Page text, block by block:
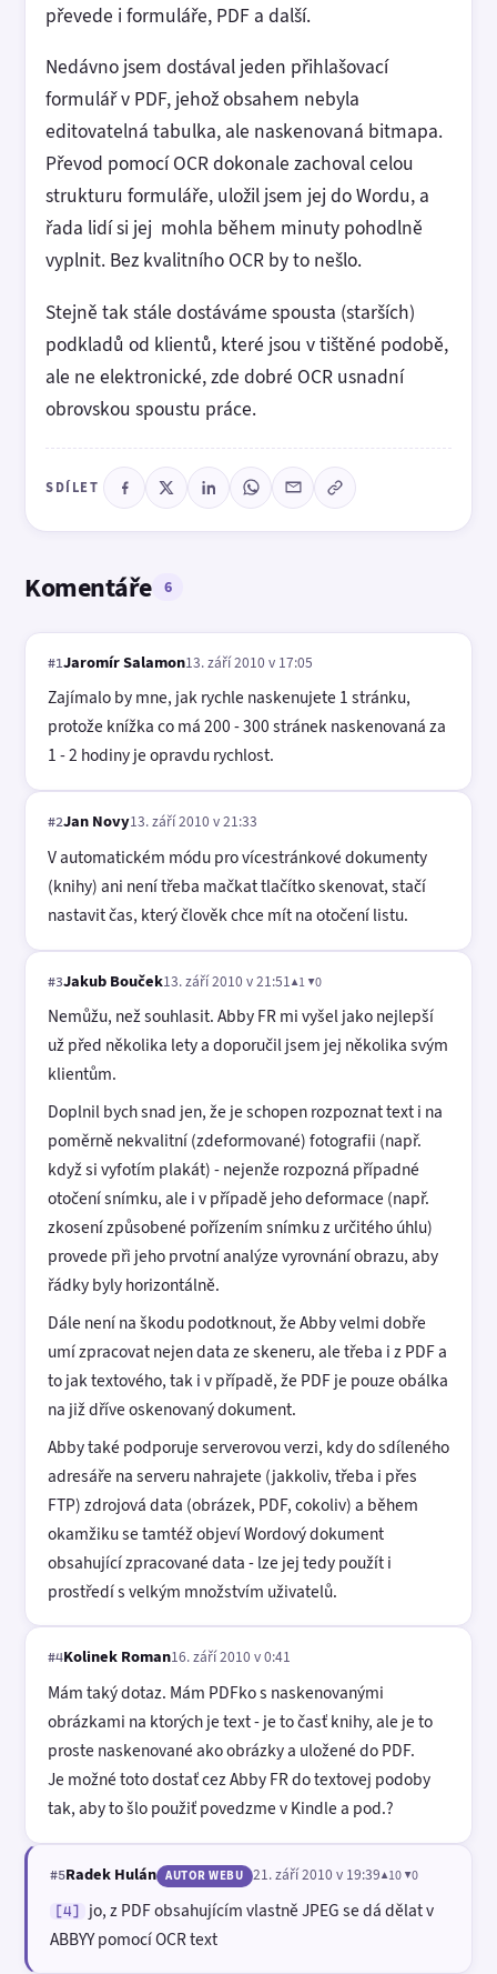
převede i formuláře, PDF a další.
Nedávno jsem dostával jeden přihlašovací
formulář v PDF, jehož obsahem nebyla
editovatelná tabulka, ale naskenovaná bitmapa.
Převod pomocí OCR dokonale zachoval celou
strukturu formuláře, uložil jsem jej do Wordu, a
řada lidí si jej mohla během minuty pohodlně
vyplnit. Bez kvalitního OCR by to nešlo.
Stejně tak stále dostáváme spousta (starších)
podkladů od klientů, které jsou v tištěné podobě,
ale ne elektronické, zde dobré OCR usnadní
obrovskou spoustu práce.
SDÍLET
Komentáře 6
#1Jaromír Salamon13. září 2010 v 17:05
Zajímalo by mne, jak rychle naskenujete 1 stránku,
protože knížka co má 200 - 300 stránek naskenovaná za
1 - 2 hodiny je opravdu rychlost.
#2Jan Novy13. září 2010 v 21:33
V automatickém módu pro vícestránkové dokumenty
(knihy) ani není třeba mačkat tlačítko skenovat, stačí
nastavit čas, který člověk chce mít na otočení listu.
#3Jakub Bouček13. září 2010 v 21:51▲1 ▼0
Nemůžu, než souhlasit. Abby FR mi vyšel jako nejlepší
už před několika lety a doporučil jsem jej několika svým
klientům.
Doplnil bych snad jen, že je schopen rozpoznat text i na
poměrně nekvalitní (zdeformované) fotografii (např.
když si vyfotím plakát) - nejenže rozpozná případné
otočení snímku, ale i v případě jeho deformace (např.
zkosení způsobené pořízením snímku z určitého úhlu)
provede při jeho prvotní analýze vyrovnání obrazu, aby
řádky byly horizontálně.
Dále není na škodu podotknout, že Abby velmi dobře
umí zpracovat nejen data ze skeneru, ale třeba i z PDF a
to jak textového, tak i v případě, že PDF je pouze obálka
na již dříve oskenovaný dokument.
Abby také podporuje serverovou verzi, kdy do sdíleného
adresáře na serveru nahrajete (jakkoliv, třeba i přes
FTP) zdrojová data (obrázek, PDF, cokoliv) a během
okamžiku se tamtéž objeví Wordový dokument
obsahující zpracované data - lze jej tedy použít i
prostředí s velkým množstvím uživatelů.
#4Kolinek Roman16. září 2010 v 0:41
Mám taký dotaz. Mám PDFko s naskenovanými
obrázkami na ktorých je text - je to časť knihy, ale je to
proste naskenované ako obrázky a uložené do PDF.
Je možné toto dostať cez Abby FR do textovej podoby
tak, aby to šlo použiť povedzme v Kindle a pod.?
#5Radek Hulán AUTOR WEBU 21. září 2010 v 19:39▲10 ▼0
[4]
jo, z PDF obsahujícím vlastně JPEG se dá dělat v
ABBYY pomocí OCR text